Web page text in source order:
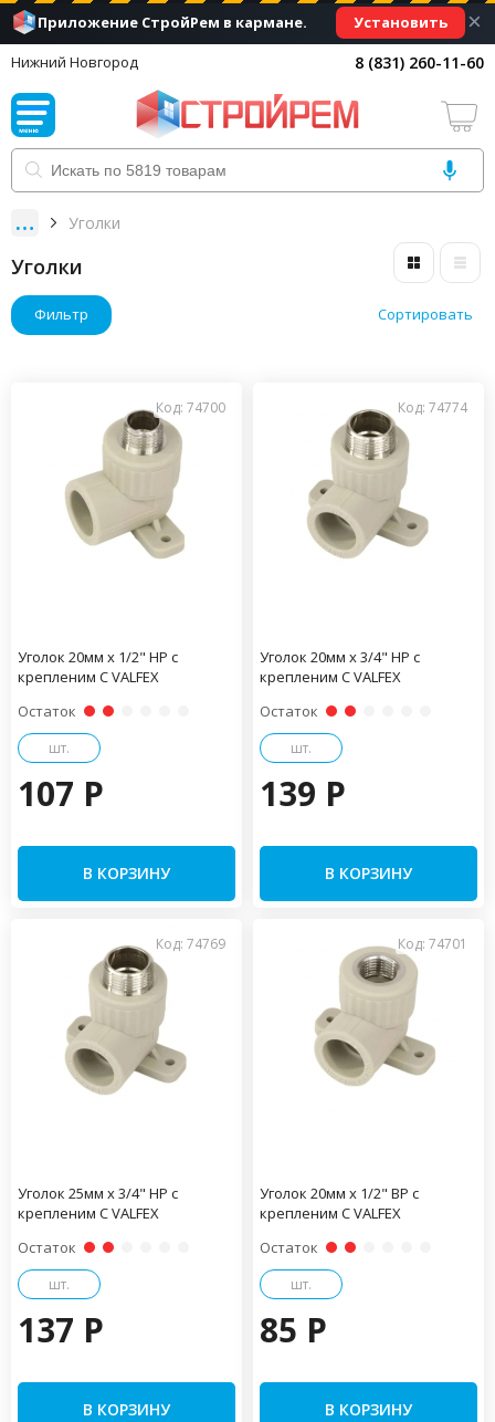
Приложение СтройРем в кармане. Установить ×
Нижний Новгород 8 (831) 260-11-60
Уголки
Уголки
Фильтр Сортировать
Код: 74700
Уголок 20мм x 1/2" НР с
крепленим С VALFEX
Остаток
шт.
107 P
В КОРЗИНУ
Код: 74774
Уголок 20мм x 3/4" НР с
крепленим С VALFEX
Остаток
шт.
139 P
В КОРЗИНУ
Код: 74769
Уголок 25мм x 3/4" НР с
крепленим С VALFEX
Остаток
шт.
137 P
В КОРЗИНУ
Код: 74701
Уголок 20мм x 1/2" ВР с
крепленим С VALFEX
Остаток
шт.
85 P
В КОРЗИНУ